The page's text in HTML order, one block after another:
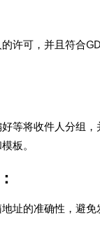
许可，并且符合
等将收件人分组
板。
址的准确性，避